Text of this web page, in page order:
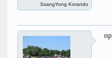
SsangYong Korando